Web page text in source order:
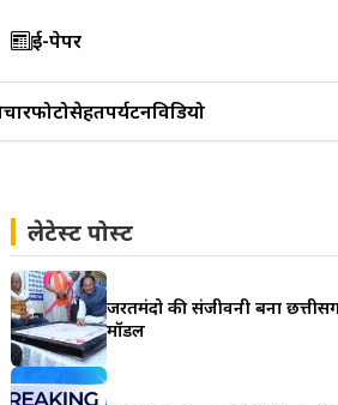
ई-पेपर
फोटोसेहतपर्यटनविडियो
लेटेस्ट पोस्ट
जरूरतमंदो की संजीवनी बना
मॉडल